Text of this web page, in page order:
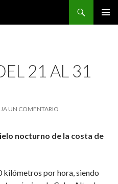
21 AL 31
UN COMENTARIO
nocturno de la costa de
kilómetros por hora, siendo